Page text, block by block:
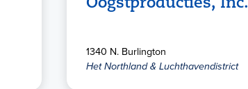
Oogstproducties, Inc.
1340 N. Burlington
Het Northland & Luchthavendistrict